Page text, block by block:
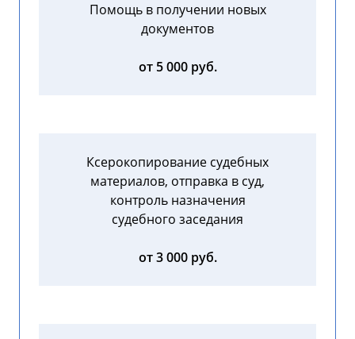
Помощь в получении новых
документов
от 5 000 руб.
Ксерокопирование судебных
материалов, отправка в суд,
контроль назначения
судебного заседания
от 3 000 руб.